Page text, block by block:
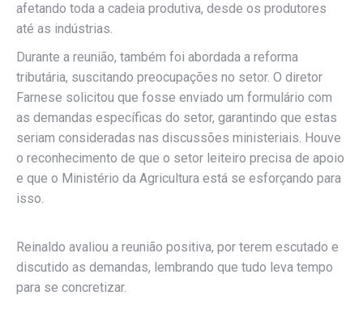
afetando toda a cadeia produtiva, desde os produtores
até as indústrias.
Durante a reunião, também foi abordada a reforma
tributária, suscitando preocupações no setor. O diretor
Farnese solicitou que fosse enviado um formulário com
as demandas específicas do setor, garantindo que estas
seriam consideradas nas discussões ministeriais. Houve
o reconhecimento de que o setor leiteiro precisa de apoio
e que o Ministério da Agricultura está se esforçando para
isso.
Reinaldo avaliou a reunião positiva, por terem escutado e
discutido as demandas, lembrando que tudo leva tempo
para se concretizar.